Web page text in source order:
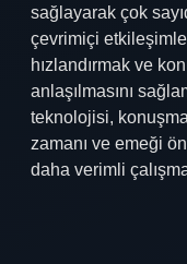
sağlayarak çok
çevrimiçi
hızlandırmak ve
anlaşılmasını
teknolojisi,
zamanı ve emeği
daha verimli